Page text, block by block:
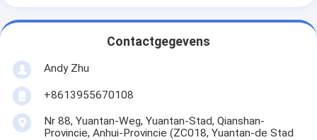
Contactgegevens
Andy Zhu
+8613955670108
Nr 88, Yuantan-Weg, Yuantan-Stad, Qianshan-
Provincie, Anhui-Provincie (ZC018, Yuantan-de Stad